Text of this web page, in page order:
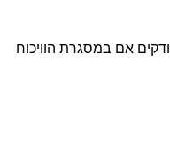
החוקרים בודקים אם במסגרת הוויכוח